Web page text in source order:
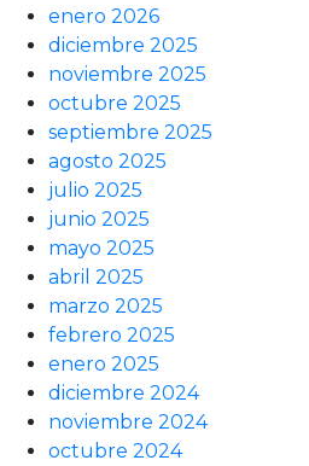
enero 2026
diciembre 2025
noviembre 2025
octubre 2025
septiembre 2025
agosto 2025
julio 2025
junio 2025
mayo 2025
abril 2025
marzo 2025
febrero 2025
enero 2025
diciembre 2024
noviembre 2024
octubre 2024